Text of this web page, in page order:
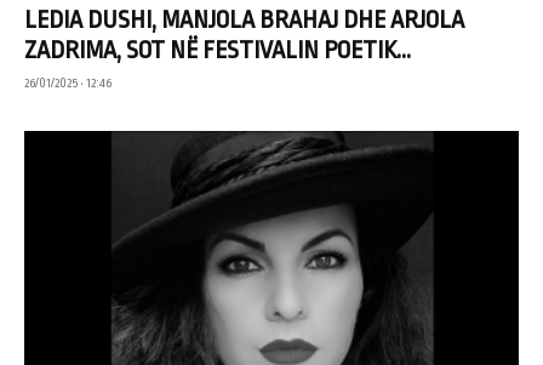
LEDIA DUSHI, MANJOLA BRAHAJ DHE ARJOLA
ZADRIMA, SOT NË FESTIVALIN POETIK...
26/01/2025 • 12:46